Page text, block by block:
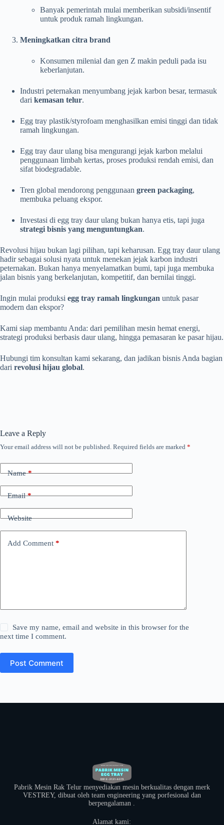
Banyak pemerintah mulai memberikan subsidi/insentif
untuk produk ramah lingkungan.
Meningkatkan citra brand
Konsumen milenial dan gen Z makin peduli pada isu
keberlanjutan.
Industri peternakan menyumbang jejak karbon besar, termasuk
dari kemasan telur.
Egg tray plastik/styrofoam menghasilkan emisi tinggi dan tidak
ramah lingkungan.
Egg tray daur ulang bisa mengurangi jejak karbon melalui
penggunaan limbah kertas, proses produksi rendah emisi, dan
sifat biodegradable.
Tren global mendorong penggunaan green packaging,
membuka peluang ekspor.
Investasi di egg tray daur ulang bukan hanya etis, tapi juga
strategi bisnis yang menguntungkan.
Revolusi hijau bukan lagi pilihan, tapi keharusan. Egg tray daur ulang
hadir sebagai solusi nyata untuk menekan jejak karbon industri
peternakan. Bukan hanya menyelamatkan bumi, tapi juga membuka
jalan bisnis yang berkelanjutan, kompetitif, dan bernilai tinggi.
Ingin mulai produksi egg tray ramah lingkungan untuk pasar
modern dan ekspor?
Kami siap membantu Anda: dari pemilihan mesin hemat energi,
strategi produksi berbasis daur ulang, hingga pemasaran ke pasar hijau.
Hubungi tim konsultan kami sekarang, dan jadikan bisnis Anda bagian
dari revolusi hijau global.
Leave a Reply
Your email address will not be published. Required fields are marked *
Name*
Email*
Website
Add Comment *
Save my name, email and website in this browser for the
next time I comment.
Post Comment
Pabrik Mesin Rak Telur menyediakan mesin berkualitas dengan merk
VESTREY, dibuat oleh team engineering yang porfesional dan
berpengalaman .
Alamat kami: